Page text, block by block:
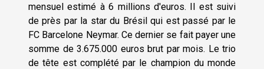
mensuel estimé à 6 millions d'euros. Il est suivi
de près par la star du Brésil qui est passé par le
FC Barcelone Neymar. Ce dernier se fait payer une
somme de 3.675.000 euros brut par mois. Le trio
de tête est complété par le champion du monde